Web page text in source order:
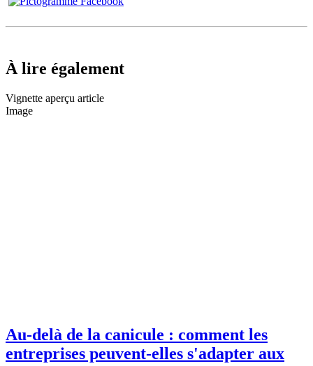
À lire également
Vignette aperçu article
Image
Au-delà de la canicule : comment les
entreprises peuvent-elles s'adapter aux